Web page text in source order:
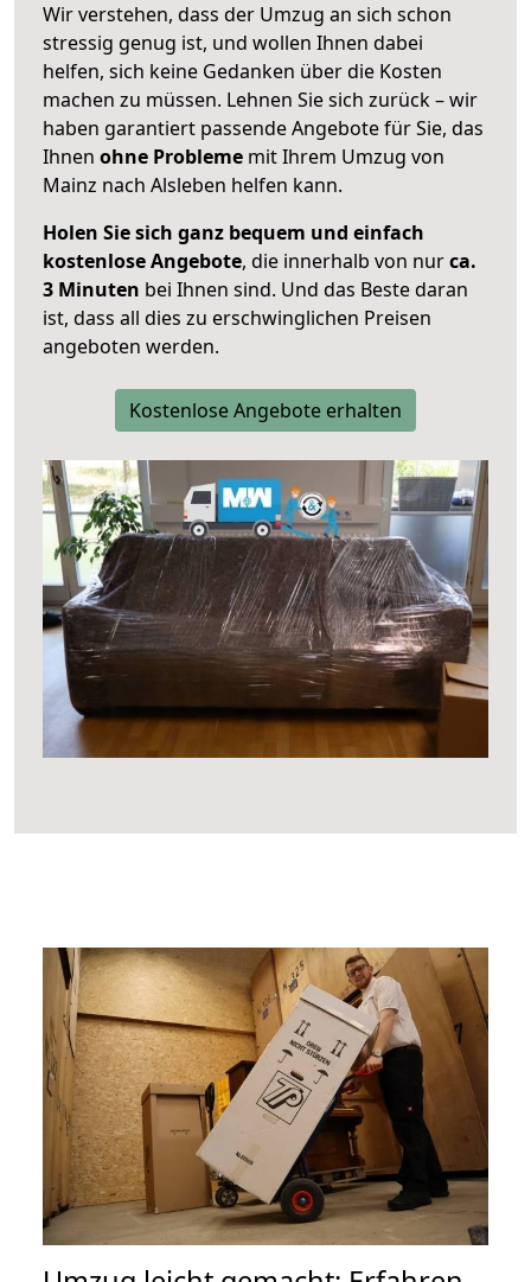
Wir verstehen, dass der Umzug an sich schon
stressig genug ist, und wollen Ihnen dabei
helfen, sich keine Gedanken über die Kosten
machen zu müssen. Lehnen Sie sich zurück – wir
haben garantiert passende Angebote für Sie, das
Ihnen ohne Probleme mit Ihrem Umzug von
Mainz nach Alsleben helfen kann.
Holen Sie sich ganz bequem und einfach
kostenlose Angebote, die innerhalb von nurca.
3 Minuten bei Ihnen sind. Und das Beste daran
ist, dass all dies zu erschwinglichen Preisen
angeboten werden.
Kostenlose Angebote erhalten